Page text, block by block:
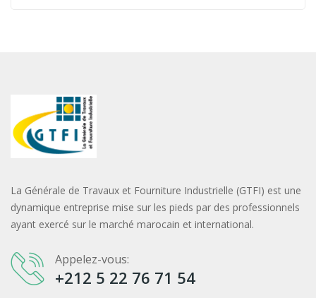
La Générale de Travaux et Fourniture Industrielle (GTFI) est une
dynamique entreprise mise sur les pieds par des professionnels
ayant exercé sur le marché marocain et international.
Appelez-vous:
+212 5 22 76 71 54